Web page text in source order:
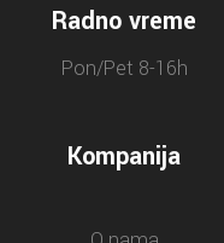
Radno vreme
Pon/Pet 8-16h
Kompanija